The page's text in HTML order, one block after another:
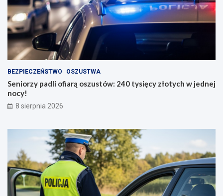
BEZPIECZEŃSTWO OSZUSTWA
Seniorzy padli ofiarą oszustów: 240 tysięcy złotych w jednej
nocy!
8 sierpnia 2026